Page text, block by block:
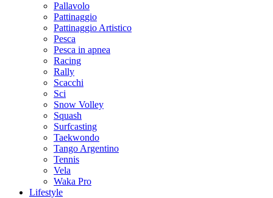
Pallavolo
Pattinaggio
Pattinaggio Artistico
Pesca
Pesca in apnea
Racing
Rally
Scacchi
Sci
Snow Volley
Squash
Surfcasting
Taekwondo
Tango Argentino
Tennis
Vela
Waka Pro
Lifestyle